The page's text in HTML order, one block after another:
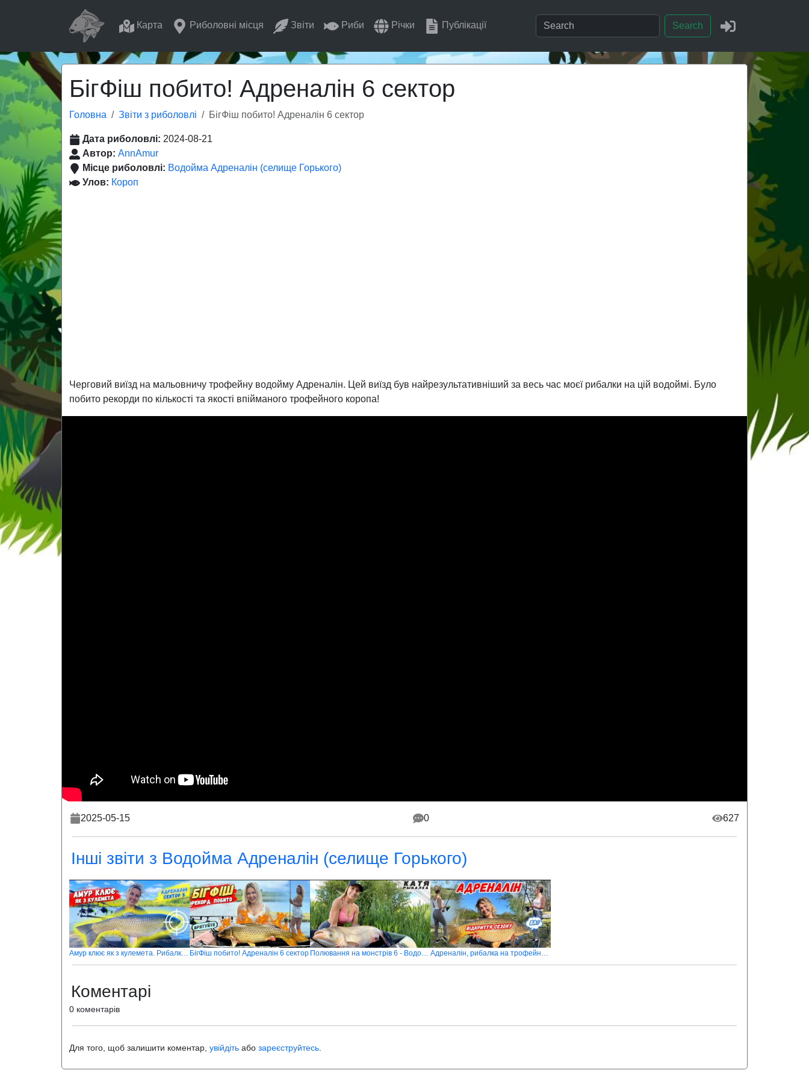
Карта Риболовні місця Звіти Риби Річки Публікації Search
БігФіш побито! Адреналін 6 сектор
Головна Звіти з риболовлі БігФіш побито! Адреналін 6 сектор
Дата риболовлі: 2024-08-21
Автор: AnnAmur
Місце риболовлі: Водойма Адреналін (селище Горького)
Улов: Короп
Черговий виїзд на мальовничу трофейну водойму Адреналін. Цей виїзд був найрезультативніший за весь час моєї рибалки на цій водоймі. Було
побито рекорди по кількості та якості впійманого трофейного коропа!
2025-05-15 0 627
Інші звіти з Водойма Адреналін (селище Горького)
Амур клює як з кулемета. Рибалка на водоймі Адреналін, сектор 5 БігФіш побито! Адреналін 6 сектор Полювання на монстрів 6 - Водойма Адреналін Адреналін, рибалка на трофейного коропа в приморозок
Коментарі
0 коментарів
Для того, щоб залишити коментар, увійдіть або зареєструйтесь